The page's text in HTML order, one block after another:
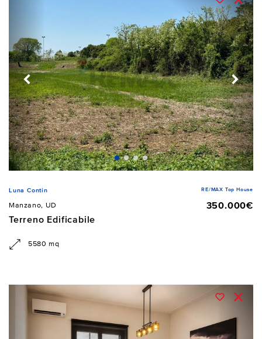
Luna Contin RE/MAX Top House
Manzano, UD
350.000€
Terreno Edificabile
5580 mq